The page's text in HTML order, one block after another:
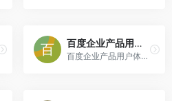
百度企业产品用户体验中心
百度企业产品用户体验中心